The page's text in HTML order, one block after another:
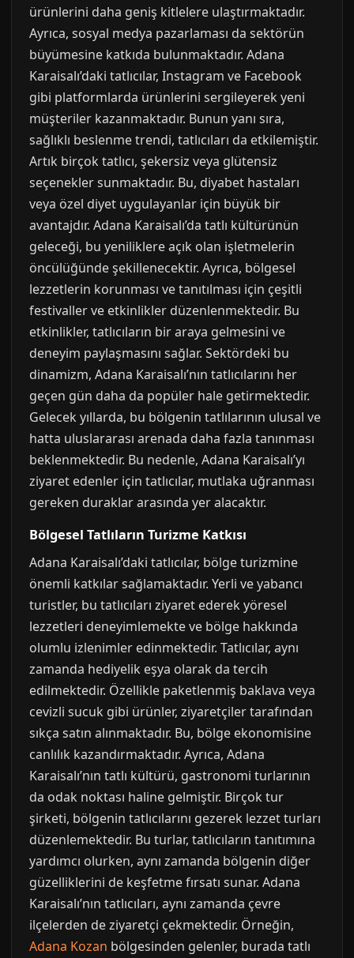
ürünlerini daha geniş kitlelere ulaştırmaktadır.
Ayrıca, sosyal medya pazarlaması da sektörün
büyümesine katkıda bulunmaktadır. Adana
Karaisalı’daki tatlıcılar, Instagram ve Facebook
gibi platformlarda ürünlerini sergileyerek yeni
müşteriler kazanmaktadır. Bunun yanı sıra,
sağlıklı beslenme trendi, tatlıcıları da etkilemiştir.
Artık birçok tatlıcı, şekersiz veya glütensiz
seçenekler sunmaktadır. Bu, diyabet hastaları
veya özel diyet uygulayanlar için büyük bir
avantajdır. Adana Karaisalı’da tatlı kültürünün
geleceği, bu yeniliklere açık olan işletmelerin
öncülüğünde şekillenecektir. Ayrıca, bölgesel
lezzetlerin korunması ve tanıtılması için çeşitli
festivaller ve etkinlikler düzenlenmektedir. Bu
etkinlikler, tatlıcıların bir araya gelmesini ve
deneyim paylaşmasını sağlar. Sektördeki bu
dinamizm, Adana Karaisalı’nın tatlıcılarını her
geçen gün daha da popüler hale getirmektedir.
Gelecek yıllarda, bu bölgenin tatlılarının ulusal ve
hatta uluslararası arenada daha fazla tanınması
beklenmektedir. Bu nedenle, Adana Karaisalı’yı
ziyaret edenler için tatlıcılar, mutlaka uğranması
gereken duraklar arasında yer alacaktır.
Bölgesel Tatlıların Turizme Katkısı
Adana Karaisalı’daki tatlıcılar, bölge turizmine
önemli katkılar sağlamaktadır. Yerli ve yabancı
turistler, bu tatlıcıları ziyaret ederek yöresel
lezzetleri deneyimlemekte ve bölge hakkında
olumlu izlenimler edinmektedir. Tatlıcılar, aynı
zamanda hediyelik eşya olarak da tercih
edilmektedir. Özellikle paketlenmiş baklava veya
cevizli sucuk gibi ürünler, ziyaretçiler tarafından
sıkça satın alınmaktadır. Bu, bölge ekonomisine
canlılık kazandırmaktadır. Ayrıca, Adana
Karaisalı’nın tatlı kültürü, gastronomi turlarının
da odak noktası haline gelmiştir. Birçok tur
şirketi, bölgenin tatlıcılarını gezerek lezzet turları
düzenlemektedir. Bu turlar, tatlıcıların tanıtımına
yardımcı olurken, aynı zamanda bölgenin diğer
güzelliklerini de keşfetme fırsatı sunar. Adana
Karaisalı’nın tatlıcıları, aynı zamanda çevre
ilçelerden de ziyaretçi çekmektedir. Örneğin,
Adana Kozan bölgesinden gelenler, burada tatlı